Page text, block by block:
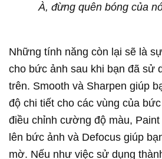
À, đừng quên bóng của
Những tính năng còn lại sẽ là
cho bức ảnh sau khi bạn đã sử
trên. Smooth và Sharpen giúp
độ chi tiết cho các vùng của
điều chỉnh cường độ màu,
lên bức ảnh và Defocus giúp
mờ. Nếu như việc sử dụng